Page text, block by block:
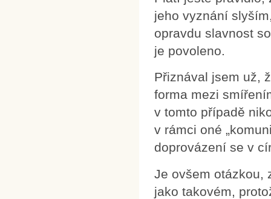
jeho vyznání
opravdu slavnost
je povoleno.
Přiznával jsem už,
forma mezi
v tomto případě
v rámci oné
doprovázení se v
Je ovšem otázkou,
jako takovém,